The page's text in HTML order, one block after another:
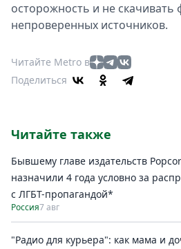
осторожность и не скачивать
непроверенных источников.
Читайте Metro в
Поделиться
Читайте также
Бывшему главе издательств
назначили 4 года условно за
с ЛГБТ-пропагандой*
Россия7 авг
"Радио для курьера": как мама и